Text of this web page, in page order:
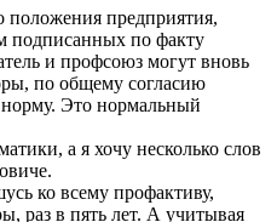
положения предприятия,
подписанных по факту
и профсоюз могут вновь
по общему согласию
Это нормальный
а я хочу несколько слов
ко всему профактиву,
раз в пять лет. А учитывая